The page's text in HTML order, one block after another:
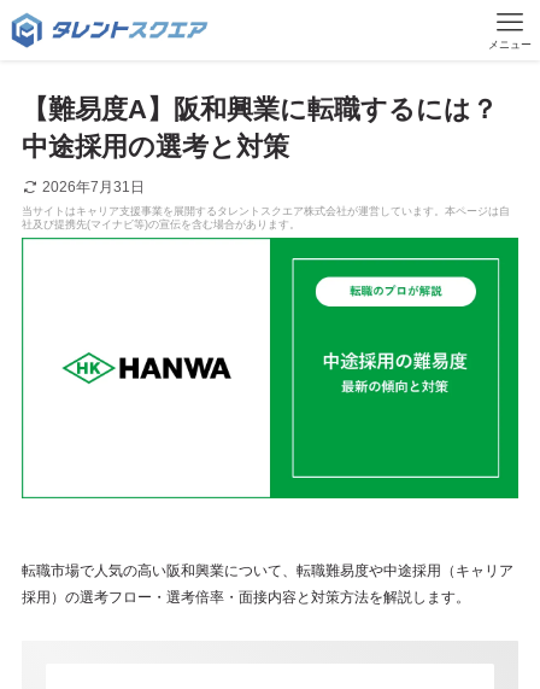
メニュー
【難易度A】阪和興業に転職するには？
中途採用の選考と対策
2026年7月31日
転職市場で人気の高い阪和興業について、転職難易度や中途採用（キャリア
採用）の選考フロー・選考倍率・面接内容と対策方法を解説します。